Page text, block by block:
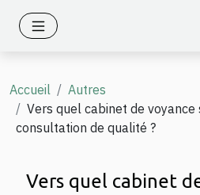
Accueil
Autres
Vers quel cabinet de
consultation de qualité ?
Vers quel cabinet